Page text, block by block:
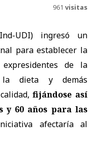
961 visitas
UDI) ingresó un
para establecer la
de la
la dieta y demás
fijándose así
y 60 años para las
afectaría al